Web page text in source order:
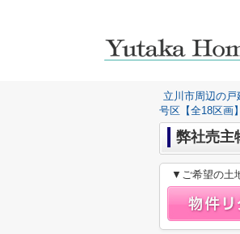
立川市周辺の
号区【全18区画】
弊社売
▼ご希望の土